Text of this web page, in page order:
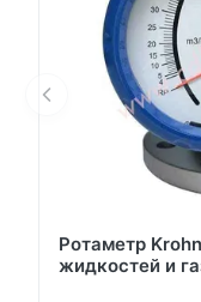
Ротаметр
жидкостей и